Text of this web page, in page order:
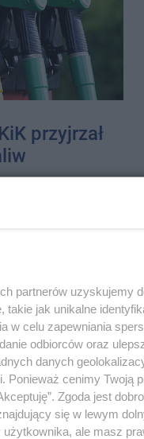
przyjrzał
prędkości w
Days", nie
partnerów uzyskujemy
jak unikalne
w celu zapewniania
odbiorców oraz
danych
Ponieważ cenimy Twoją
Zgoda jest
się w lewym
ale masz